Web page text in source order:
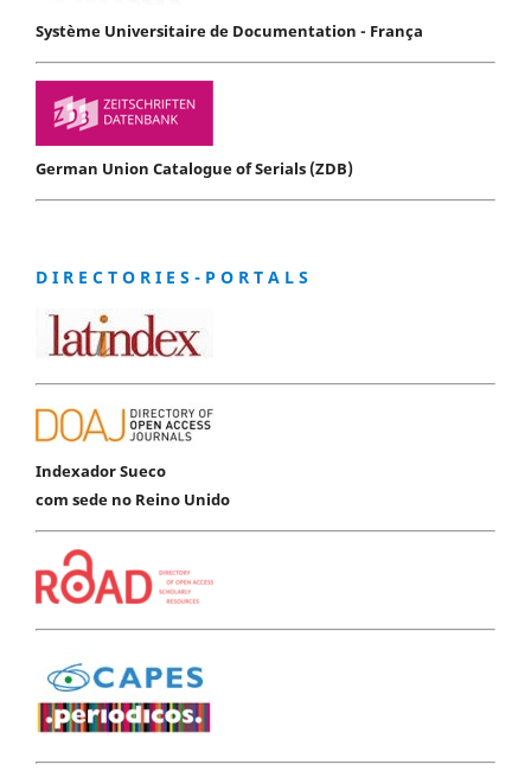
Système Universitaire de Documentation - França
German Union Catalogue of Serials (ZDB)
D I R E C T O R I E S - P O R T A L S
Indexador Sueco
com sede no Reino Unido